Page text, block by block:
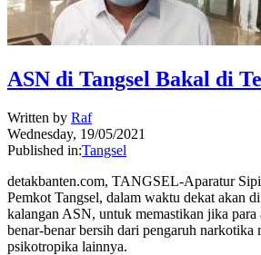
ASN di Tangsel Bakal di
Written by Raf
Wednesday, 19/05/2021
Published in:Tangsel
detakbanten.com, TANGSEL-Aparatur
Pemkot Tangsel, dalam waktu dekat akan
kalangan ASN, untuk memastikan jika para
benar-benar bersih dari pengaruh narkotika
psikotropika lainnya.